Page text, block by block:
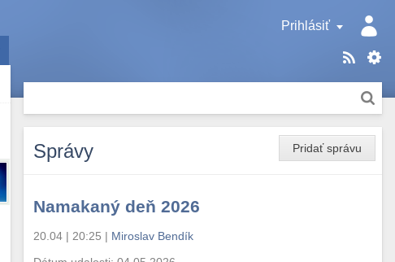
Prihlásiť
Pridať správu
Správy
Namakaný deň 2026
20.04 | 20:25 | Miroslav Bendík